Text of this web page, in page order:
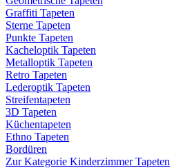
Graffiti Tapeten
Sterne Tapeten
Punkte Tapeten
Kacheloptik Tapeten
Metalloptik Tapeten
Retro Tapeten
Lederoptik Tapeten
Streifentapeten
3D Tapeten
Küchentapeten
Ethno Tapeten
Bordüren
Zur Kategorie Kinderzimmer Tapeten